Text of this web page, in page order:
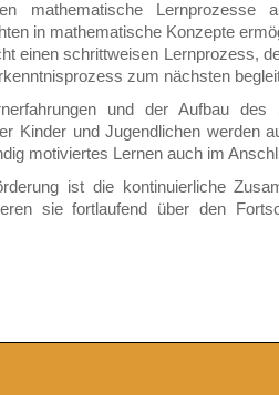
mathematische
in mathematische Konzepte
einen schrittweisen Lernprozess,
zum nächsten
und der Aufbau
Kinder und Jugendlichen werden
motiviertes Lernen auch im
ist die kontinuierliche
sie fortlaufend über den